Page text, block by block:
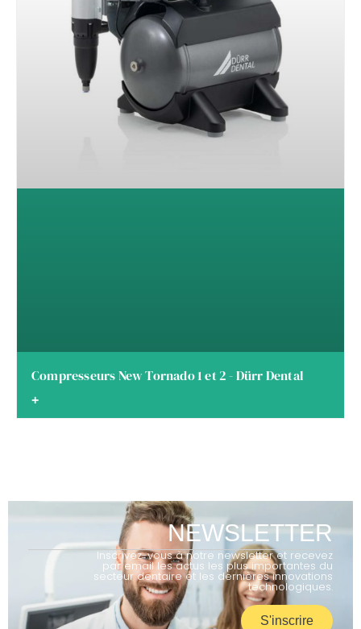
Compresseurs New Tornado 1 et 2 - Dürr Dental
+
NEWSLETTER
Inscrivez-vous à notre newsletter et recevez
par email les actus les plus importantes du
secteur dentaire et les dernières innovations
technologiques.
S'inscrire